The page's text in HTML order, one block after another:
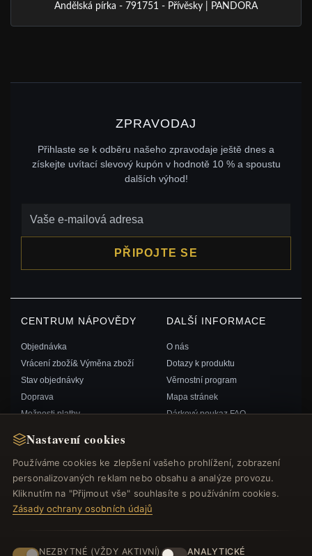
Nastavení cookies
Používáme cookies ke zlepšení vašeho prohlížení, zobrazení
personalizovaných reklam nebo obsahu a analýze provozu.
Kliknutím na "Přijmout vše" souhlasíte s používáním cookies.
Zásady ochrany osobních údajů
NEZBYTNÉ (VŽDY AKTIVNÍ) ANALYTICKÉ
Andělská pírka - 791751 - Přívěsky | PANDORA
ZPRAVODAJ
Přihlaste se k odběru našeho zpravodaje ještě dnes a
získejte uvítací slevový kupón v hodnotě 10 % a spoustu
dalších výhod!
PŘIPOJTE SE
CENTRUM NÁPOVĚDY
Objednávka
Vrácení zboží& Výměna zboží
Stav objednávky
Doprava
Možnosti platby
Kontaktujte nás
DALŠÍ INFORMACE
O nás
Dotazy k produktu
Věrnostní program
Mapa stránek
Dárkový poukaz FAQ
RYCHLÉ ODKAZY
Nové produkty
Speciální nabídky
Blog
SLEDUJTE NÁS